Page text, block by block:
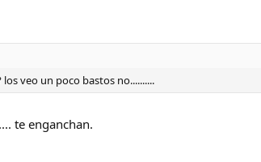
veo un poco bastos no..........
te enganchan.